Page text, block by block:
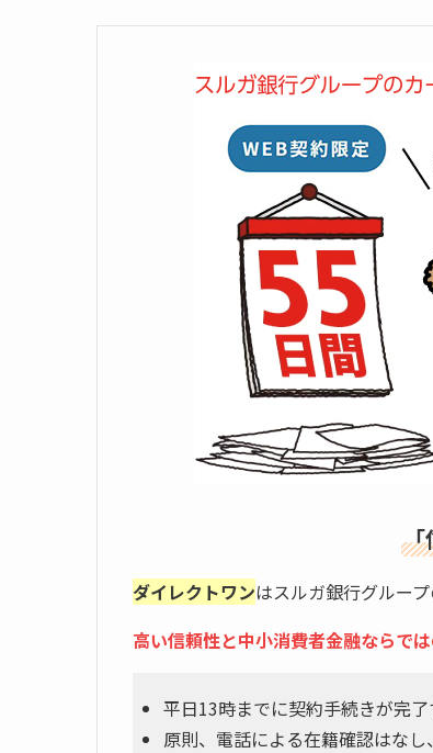
「
ダイレクトワンはスルガ銀行グループ
高い信頼性と中小消費者金融ならで
平日13時までに契約手続きが完
原則、電話による在籍確認はな